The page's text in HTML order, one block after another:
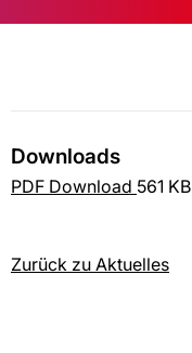
Downloads
PDF Download 561 KB
Zurück zu Aktuelles